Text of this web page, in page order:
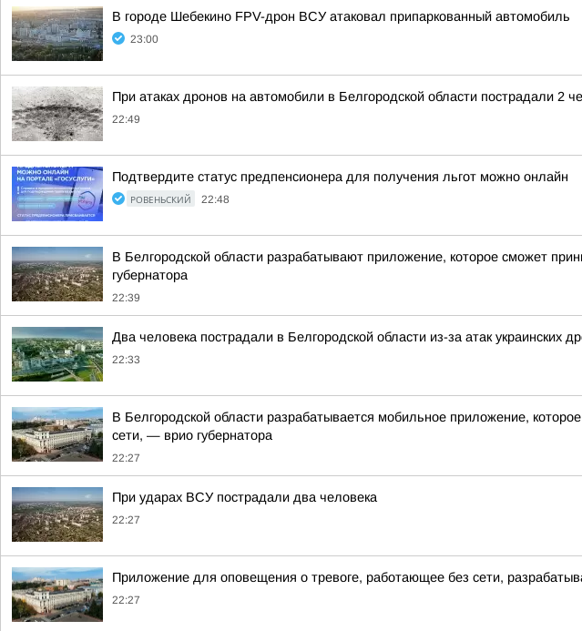
В городе Шебекино FPV-дрон ВСУ атаковал припаркованный автомобиль
23:00
При атаках дронов на автомобили в Белгородской области пострадали 2
22:49
Подтвердите статус предпенсионера для получения льгот можно онлайн
РОВЕНЬСКИЙ 22:48
В Белгородской области разрабатывают приложение, которое сможет
губернатора
22:39
Два человека пострадали в Белгородской области из-за атак украинских
22:33
В Белгородской области разрабатывается мобильное приложение,
сети, — врио губернатора
22:27
При ударах ВСУ пострадали два человека
22:27
Приложение для оповещения о тревоге, работающее без сети,
22:27